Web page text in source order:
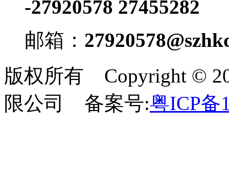
-27920578 27455282
邮箱：
版权所有 Copyright ©
限公司 备案号:粤ICP备